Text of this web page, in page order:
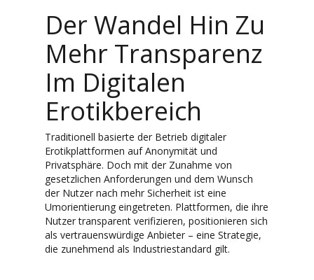
Der Wandel Hin Zu
Mehr Transparenz
Im Digitalen
Erotikbereich
Traditionell basierte der Betrieb digitaler
Erotikplattformen auf Anonymität und
Privatsphäre. Doch mit der Zunahme von
gesetzlichen Anforderungen und dem Wunsch
der Nutzer nach mehr Sicherheit ist eine
Umorientierung eingetreten. Plattformen, die ihre
Nutzer transparent verifizieren, positionieren sich
als vertrauenswürdige Anbieter – eine Strategie,
die zunehmend als Industriestandard gilt.